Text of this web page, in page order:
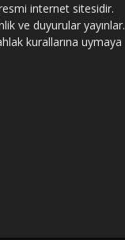
internet sitesidir.
ve duyurular yayınlar.
kurallarına uymaya